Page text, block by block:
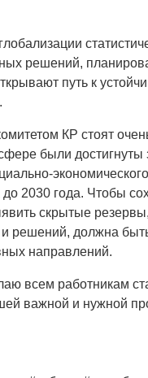
решений,
путь к
КР стоят
были
до 2030 года. Чтобы
скрытые резервы,
решений, должна
направлений.
всем работникам
важной и нужной